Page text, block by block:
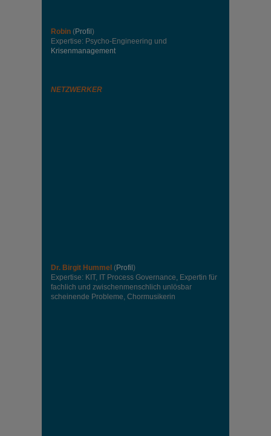
Robin (Profil )
Expertise: Psycho-Engineering und
Krisenmanagement
NETZWERKER
Dr. Birgit Hummel (Profil )
Expertise: KIT, IT Process Governance, Expertin für
fachlich und zwischenmenschlich unlösbar
scheinende Probleme, Chormusikerin